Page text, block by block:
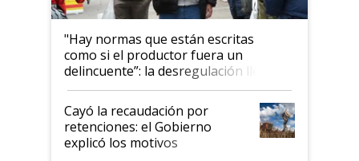
"Hay normas que están escritas
como si el productor fuera un
delincuente”: la desregulación llegó
al Congreso Aapresid y hasta se
habló del financiamiento al IPCVA
Cayó la recaudación por
retenciones: el Gobierno
explicó los motivos